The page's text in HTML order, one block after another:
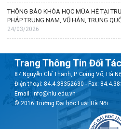
THÔNG BÁO KHÓA HỌC MÙA HÈ TẠI
PHÁP TRUNG NAM, VŨ HÁN, TRUNG
24/03/2026
Trang Thông Tin Đối
87 Nguyễn Chí Thanh, P. Giảng Võ, Hà
Điện thoại: 84.4.38352630 - Fax:
Email: info@hlu.edu.vn
© 2016 Trường Đại học Luật Hà Nội